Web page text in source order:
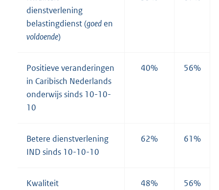
dienstverlening
belastingdienst (goed en
voldoende)
Positieve veranderingen
in Caribisch Nederlands
onderwijs sinds 10-10-
10
40% 56%
Betere dienstverlening
IND sinds 10-10-10
62% 61%
Kwaliteit
48% 56%